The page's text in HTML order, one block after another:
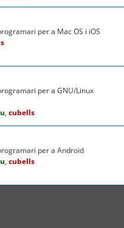
per a Mac OS i iOS
per a GNU/Linux
,cubells
per a Android
,cubells